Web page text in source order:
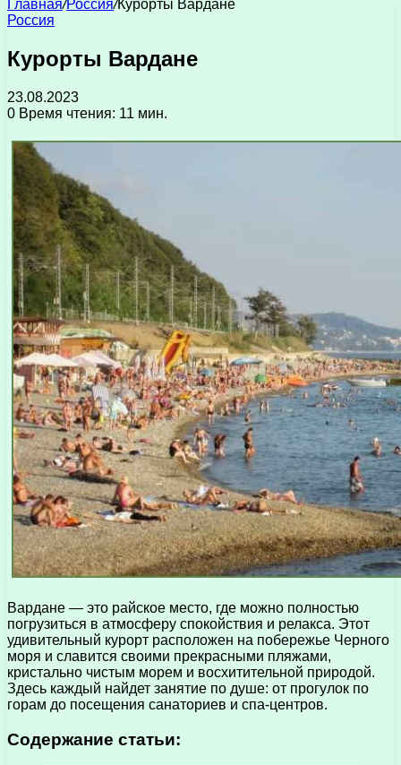
Главная/Россия/Курорты Вардане
Россия
Курорты Вардане
23.08.2023
0 Время чтения: 11 мин.
Вардане — это райское место, где можно полностью
погрузиться в атмосферу спокойствия и релакса. Этот
удивительный курорт расположен на побережье Черного
моря и славится своими прекрасными пляжами,
кристально чистым морем и восхитительной природой.
Здесь каждый найдет занятие по душе: от прогулок по
горам до посещения санаториев и спа-центров.
Содержание статьи: